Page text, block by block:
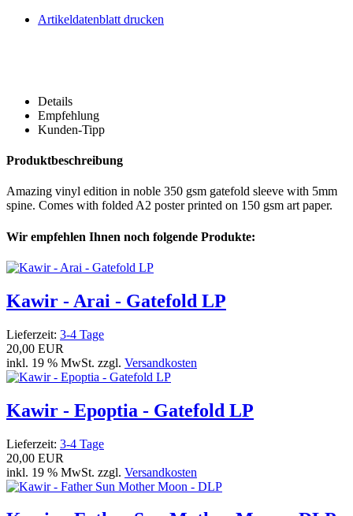
Artikeldatenblatt drucken
Details
Empfehlung
Kunden-Tipp
Produktbeschreibung
Amazing vinyl edition in noble 350 gsm gatefold sleeve with 5mm
spine. Comes with folded A2 poster printed on 150 gsm art paper.
Wir empfehlen Ihnen noch folgende Produkte:
Kawir - Arai - Gatefold LP
Lieferzeit: 3-4 Tage
20,00 EUR
inkl. 19 % MwSt. zzgl. Versandkosten
Kawir - Epoptia - Gatefold LP
Lieferzeit: 3-4 Tage
20,00 EUR
inkl. 19 % MwSt. zzgl. Versandkosten